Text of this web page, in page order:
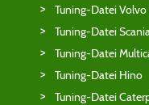
Tuning-Datei Volvo
Tuning-Datei
Tuning-Datei
Tuning-Datei Hino
Tuning-Datei